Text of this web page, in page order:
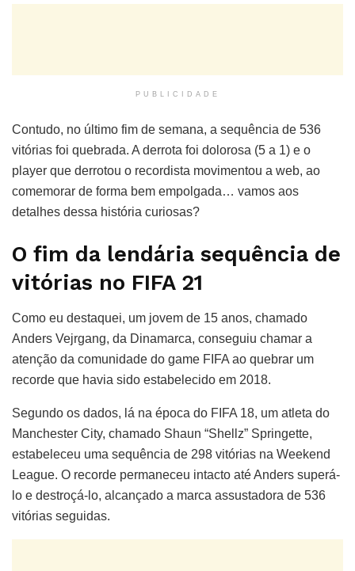
PUBLICIDADE
Contudo, no último fim de semana, a sequência de 536
vitórias foi quebrada. A derrota foi dolorosa (5 a 1) e o
player que derrotou o recordista movimentou a web, ao
comemorar de forma bem empolgada… vamos aos
detalhes dessa história curiosas?
O fim da lendária sequência de
vitórias no FIFA 21
Como eu destaquei, um jovem de 15 anos, chamado
Anders Vejrgang, da Dinamarca, conseguiu chamar a
atenção da comunidade do game FIFA ao quebrar um
recorde que havia sido estabelecido em 2018.
Segundo os dados, lá na época do FIFA 18, um atleta do
Manchester City, chamado Shaun “Shellz” Springette,
estabeleceu uma sequência de 298 vitórias na Weekend
League. O recorde permaneceu intacto até Anders superá-
lo e destroçá-lo, alcançado a marca assustadora de 536
vitórias seguidas.